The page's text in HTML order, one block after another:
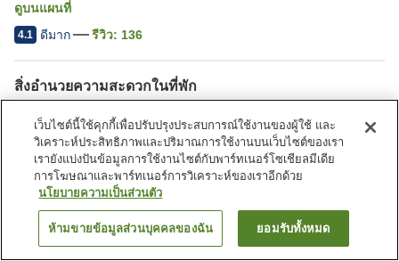
ดูบนแผนที่
4.1 ดีมาก รีวิว: 136
สิ่งอำนวยความสะดวกในที่พัก
ร้านอาหาร
ตู้จำหน่ายอัตโนมัติ
หน้าแรก ญี่ปุ่น นากาโนะ นครมัตสึโมโตะ Hotel Mor-Schein
ค้นหาห้องพัก
เว็บไซต์นี้ใช้คุกกี้เพื่อปรับปรุงประสบการณ์ใช้งานของผู้ใช้ และ
วิเคราะห์ประสิทธิภาพและปริมาณการใช้งานบนเว็บไซต์ของเรา
เรายังแบ่งปันข้อมูลการใช้งานไซต์กับพาร์ทเนอร์โซเชียลมีเดีย
การโฆษณาและพาร์ทเนอร์การวิเคราะห์ของเราอีกด้วย
นโยบายความเป็นส่วนตัว
ห้ามขายข้อมูลส่วนบุคคลของฉัน ยอมรับทั้งหมด